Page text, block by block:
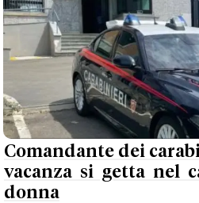
Comandante dei
vacanza si getta nel
donna